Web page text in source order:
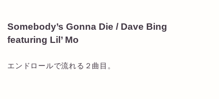
Somebody’s Gonna Die / Dave Bing
featuring Lil’ Mo
エンドロールで流れる２曲目。